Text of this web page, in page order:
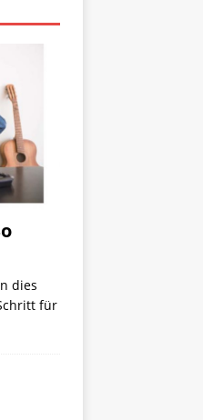
dies
für